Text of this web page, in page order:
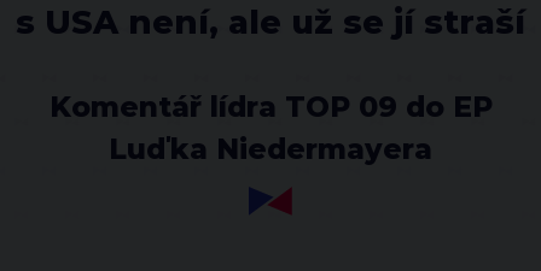
s USA není, ale už se jí straší
Komentář lídra TOP 09 do EP
Luďka Niedermayera